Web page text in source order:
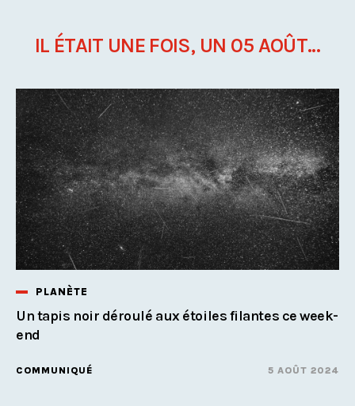
IL ÉTAIT UNE FOIS, UN 05 AOÛT...
PLANÈTE
Un tapis noir déroulé aux étoiles filantes ce week-
end
COMMUNIQUÉ 5 AOÛT 2024